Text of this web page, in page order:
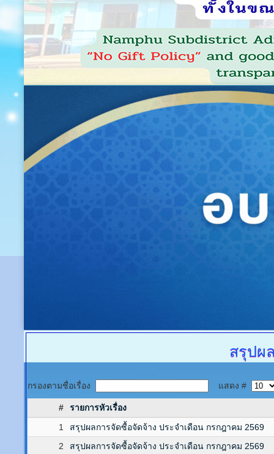
สรุปผ
กรองตามชื่อเรื่อง แสดง #
#
รายการหัวเรื่อง
1
สรุปผลการจัดซื้อจัดจ้าง ประจำเดือน กรกฎาคม 2569
2
สรุปผลการจัดซื้อจัดจ้าง ประจำเดือน กรกฎาคม 2569